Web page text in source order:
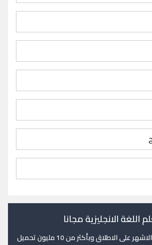
اللغة الانجليزية مجانا
على الاطلاق وبأكثر من 10 مليون تحميل